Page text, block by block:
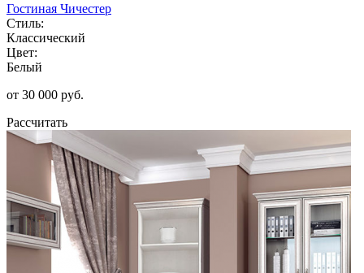
Гостиная Чичестер
Стиль:
Классический
Цвет:
Белый
от 30 000 руб.
Рассчитать